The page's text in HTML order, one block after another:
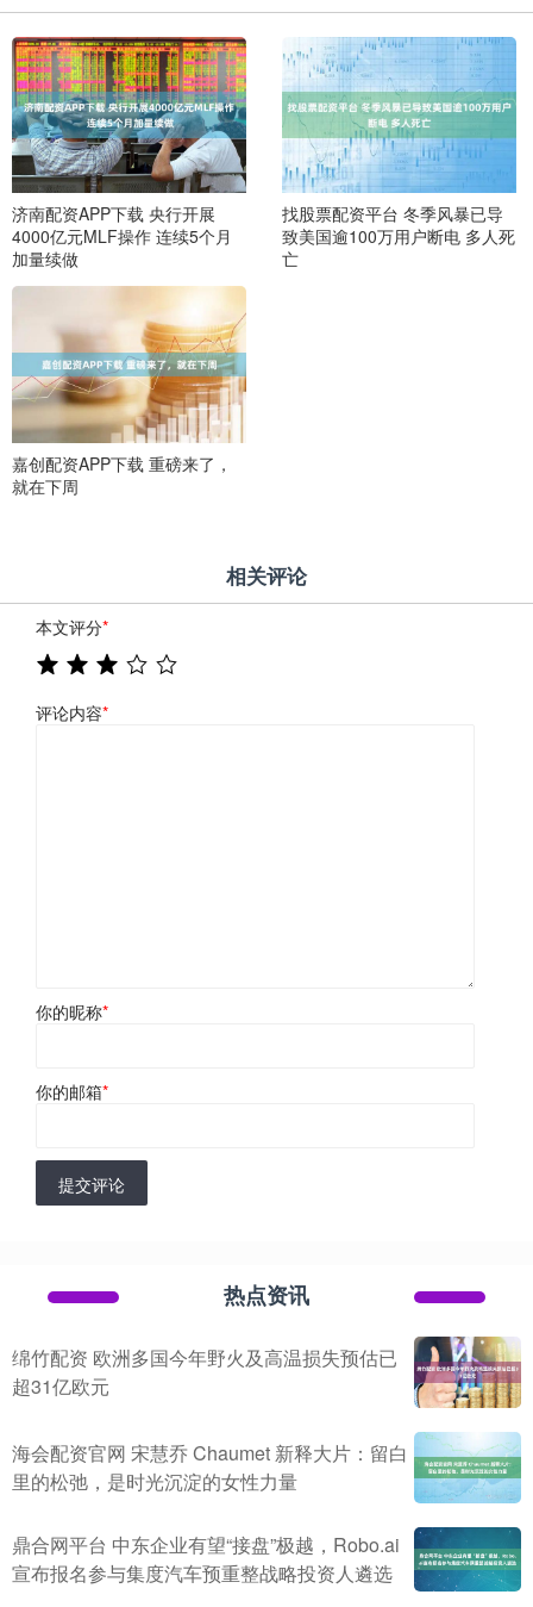
济南配资APP下载 央行开展
4000亿元MLF操作 连续5个月
加量续做
找股票配资平台 冬季风暴已导
致美国逾100万用户断电 多人死
亡
嘉创配资APP下载 重磅来了，
就在下周
相关评论
本文评分*
评论内容*
你的昵称*
你的邮箱*
提交评论
热点资讯
绵竹配资 欧洲多国今年野火及高温损失预估已
超31亿欧元
海会配资官网 宋慧乔 Chaumet 新释大片：留白
里的松弛，是时光沉淀的女性力量
鼎合网平台 中东企业有望“接盘”极越，Robo.ai
宣布报名参与集度汽车预重整战略投资人遴选